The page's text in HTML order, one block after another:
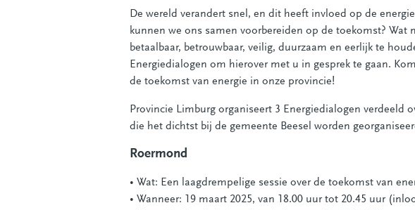
De wereld verandert snel, en dit heeft invloed op de
kunnen we ons samen voorbereiden op de toekomst?
betaalbaar, betrouwbaar, veilig, duurzaam en eerlijk te
Energiedialogen om hierover met u in gesprek te gaan.
de toekomst van energie in onze provincie!
Provincie Limburg organiseert 3 Energiedialogen verdeeld
die het dichtst bij de gemeente Beesel worden
Roermond
• Wat: Een laagdrempelige sessie over de toekomst van
• Wanneer: 19 maart 2025, van 18.00 uur tot 20.45 uur